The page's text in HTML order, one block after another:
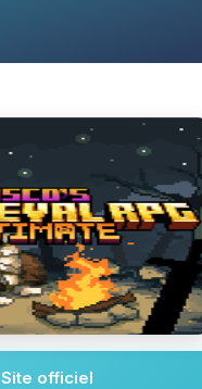
Site officiel